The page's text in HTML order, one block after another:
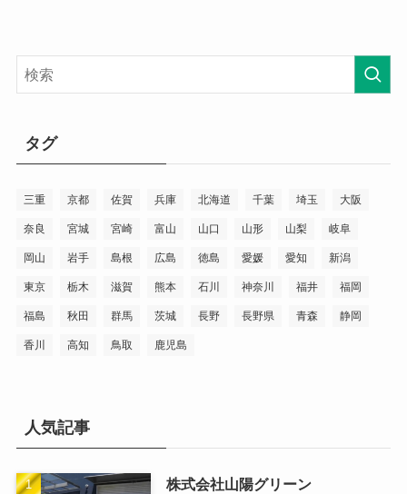
タグ
三重 京都 佐賀 兵庫 北海道 千葉 埼玉 大阪
奈良 宮城 宮崎 富山 山口 山形 山梨 岐阜
岡山 岩手 島根 広島 徳島 愛媛 愛知 新潟
東京 栃木 滋賀 熊本 石川 神奈川 福井 福岡
福島 秋田 群馬 茨城 長野 長野県 青森 静岡
香川 高知 鳥取 鹿児島
人気記事
株式会社山陽グリーン